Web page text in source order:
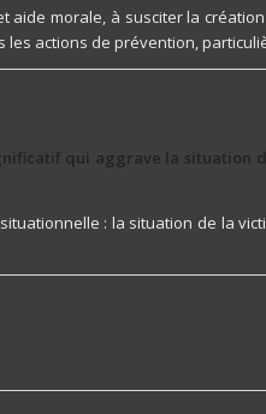
morale, à susciter la
les actions de prévention,
qui aggrave la situation
: la situation de la